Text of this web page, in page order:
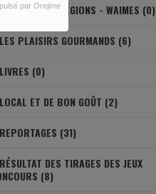
par Orejime
TOUR DES RÉGIONS - WAIMES (0)
LES PLAISIRS GOURMANDS (6)
LIVRES (0)
LOCAL ET DE BON GOÛT (2)
REPORTAGES (31)
RÉSULTAT DES TIRAGES DES JEUX
(8)